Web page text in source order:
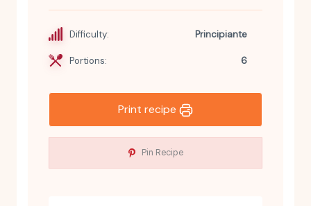
Difficulty: Principiante
Portions: 6
Print recipe
Pin Recipe